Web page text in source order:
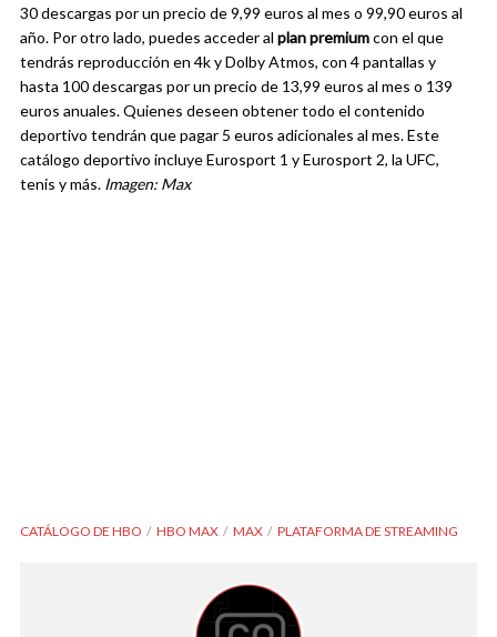
30 descargas por un precio de 9,99 euros al mes o 99,90 euros al
año. Por otro lado, puedes acceder al plan premiumcon el que
tendrás reproducción en 4k y Dolby Atmos, con 4 pantallas y
hasta 100 descargas por un precio de 13,99 euros al mes o 139
euros anuales. Quienes deseen obtener todo el contenido
deportivo tendrán que pagar 5 euros adicionales al mes. Este
catálogo deportivo incluye Eurosport 1 y Eurosport 2, la UFC,
tenis y más. Imagen: Max
CATÁLOGO DE HBO HBO MAX MAX PLATAFORMA DE STREAMING